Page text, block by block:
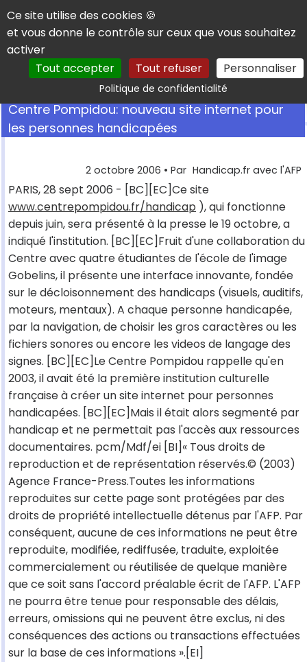
Panneau de gestion des cookies
Ce site utilise des cookies 🍪
et vous donne le contrôle sur ceux que vous souhaitez
activer
Tout accepter
Tout refuser Personnaliser
Politique de confidentialitéRechercher
Centre Pompidou: nouveau site internet pour
les personnes handicapées
2 octobre 2006 • Par Handicap.fr avec l'AFP
PARIS, 28 sept 2006 - [BC][EC]Ce site
www.centrepompidou.fr/handicap ), qui fonctionne
depuis juin, sera présenté à la presse le 19 octobre, a
indiqué l'institution. [BC][EC]Fruit d'une collaboration du
Centre avec quatre étudiantes de l'école de l'image
Gobelins, il présente une interface innovante, fondée
sur le décloisonnement des handicaps (visuels, auditifs,
moteurs, mentaux). A chaque personne handicapée,
par la navigation, de choisir les gros caractères ou les
fichiers sonores ou encore les videos de langage des
signes. [BC][EC]Le Centre Pompidou rappelle qu'en
2003, il avait été la première institution culturelle
française à créer un site internet pour personnes
handicapées. [BC][EC]Mais il était alors segmenté par
handicap et ne permettait pas l'accès aux ressources
documentaires. pcm/Mdf/ei [BI]« Tous droits de
reproduction et de représentation réservés.© (2003)
Agence France-Press.Toutes les informations
reproduites sur cette page sont protégées par des
droits de propriété intellectuelle détenus par l'AFP. Par
conséquent, aucune de ces informations ne peut être
reproduite, modifiée, rediffusée, traduite, exploitée
commercialement ou réutilisée de quelque manière
que ce soit sans l'accord préalable écrit de l'AFP. L'AFP
ne pourra être tenue pour responsable des délais,
erreurs, omissions qui ne peuvent être exclus, ni des
conséquences des actions ou transactions effectuées
sur la base de ces informations ».[EI]